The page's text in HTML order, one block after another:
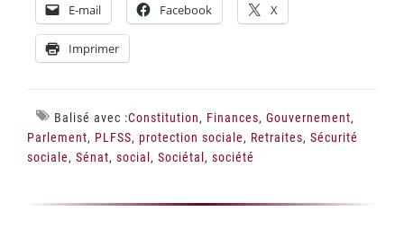
E-mail Facebook X
Imprimer
Balisé avec :Constitution, Finances, Gouvernement,
Parlement, PLFSS, protection sociale, Retraites, Sécurité
sociale, Sénat, social , Sociétal , société